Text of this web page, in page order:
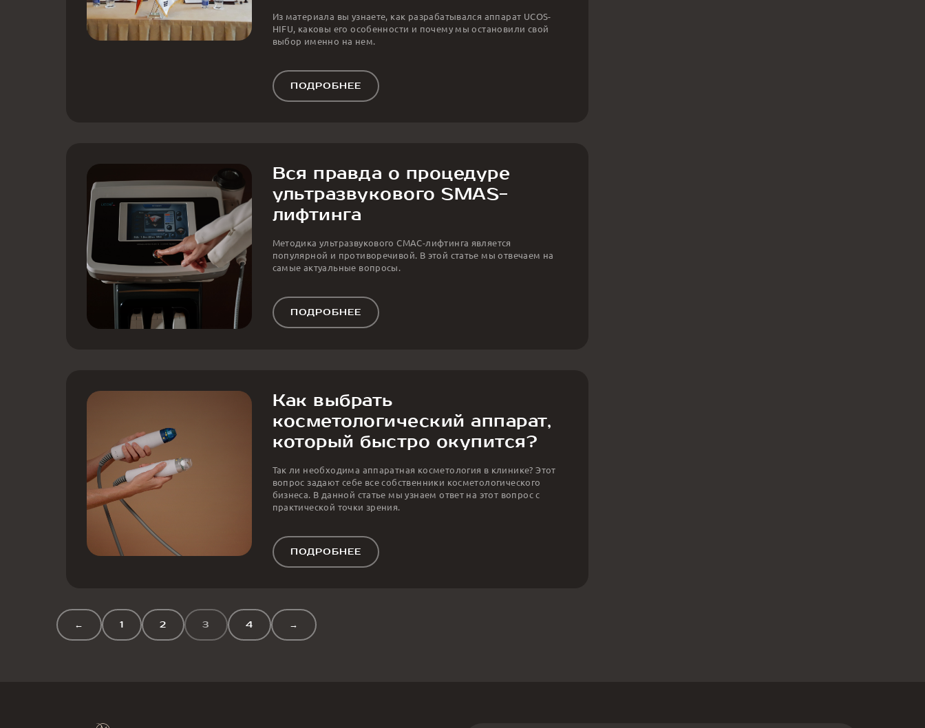
Из материала вы узнаете, как разрабатывался аппарат UCOS-
HIFU, каковы его особенности и почему мы остановили свой
выбор именно на нем.
ПОДРОБНЕЕ
Вся правда о процедуре
ультразвукового SMAS-
лифтинга
Методика ультразвукового СМАС-лифтинга является
популярной и противоречивой. В этой статье мы отвечаем на
самые актуальные вопросы.
ПОДРОБНЕЕ
Как выбрать
косметологический аппарат,
который быстро окупится?
Так ли необходима аппаратная косметология в клинике? Этот
вопрос задают себе все собственники косметологического
бизнеса. В данной статье мы узнаем ответ на этот вопрос с
практической точки зрения.
ПОДРОБНЕЕ
← 1 2 3 4 →